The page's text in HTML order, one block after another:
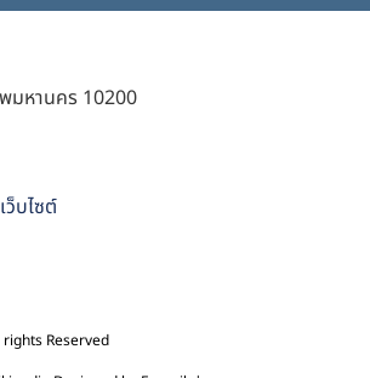
มหานคร 10200
บไซต์
Reserved